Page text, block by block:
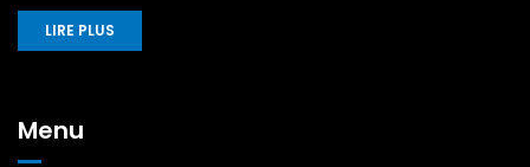
LIRE PLUS
Menu